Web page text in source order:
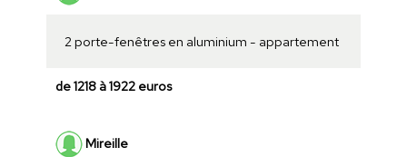
2 porte-fenêtres en aluminium - appartement
de 1218 à 1922 euros
Mireille